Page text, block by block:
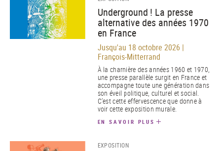
Underground ! La presse
alternative des années 1970
en France
Jusqu'au 18 octobre 2026 |
François-Mitterrand
À la charnière des années 1960 et 1970,
une presse parallèle surgit en France et
accompagne toute une génération dans
son éveil politique, culturel et social.
C’est cette effervescence que donne à
voir cette exposition murale.
EN SAVOIR PLUS
EXPOSITION